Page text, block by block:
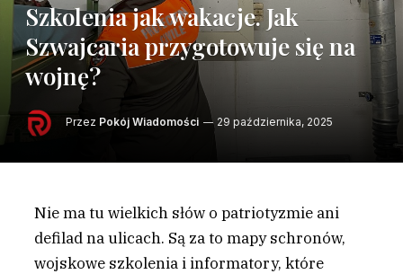
Szkolenia jak wakacje. Jak
Szwajcaria przygotowuje się na
wojnę?
Przez Pokój Wiadomości 29 października, 2025
Nie ma tu wielkich słów o patriotyzmie ani
defilad na ulicach. Są za to mapy schronów,
wojskowe szkolenia i informatory, które